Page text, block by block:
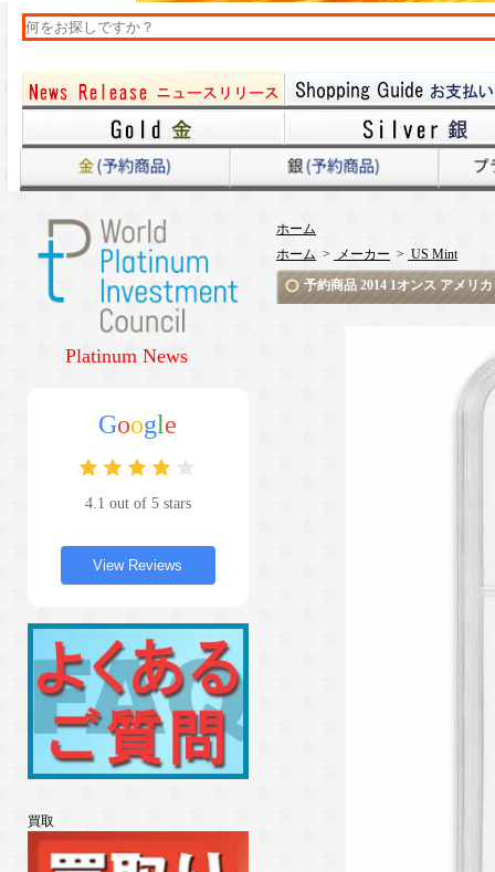
Platinum News
Google
4.1 out of 5 stars
View Reviews
買取
ホーム
ホーム > メーカー > US Mint
予約商品 2014 1オンス アメリ